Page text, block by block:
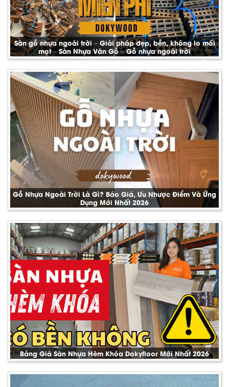
Sàn gỗ nhựa ngoài trời – Giải pháp đẹp, bền, không lo mối
mọt – Sàn Nhựa Vân Gỗ – Gỗ nhựa ngoài trời
Gỗ Nhựa Ngoài Trời Là Gì? Báo Giá, Ưu Nhược Điểm Và Ứng
Dụng Mới Nhất 2026
Bảng Giá Sàn Nhựa Hèm Khóa Dokyfloor Mới Nhất 2026